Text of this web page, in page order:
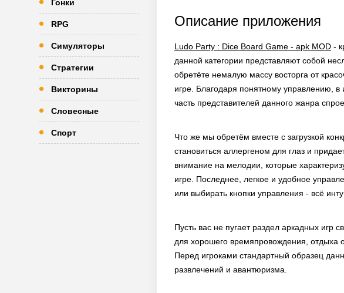
Гонки
RPG
Симуляторы
Стратегии
Викторины
Словесные
Спорт
Описание приложения
Ludo Party : Dice Board Game - apk MOD -
данной категории представляют собой
обретёте немалую массу восторга от
игре. Благодаря понятному управлению, в
часть представителей данного жанра
Что же мы обретём вместе с загрузкой
становиться аллергеном для глаз и
внимание на мелодии, которые
игре. Последнее, легкое и удобное
или выбирать кнопки управления - всё
Пусть вас не пугает раздел аркадных игр
для хорошего времяпровождения, отдыха
Перед игроками стандартный образец
развлечений и авантюризма.